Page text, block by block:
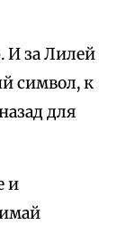
И за Лилей
символ, к
для
и